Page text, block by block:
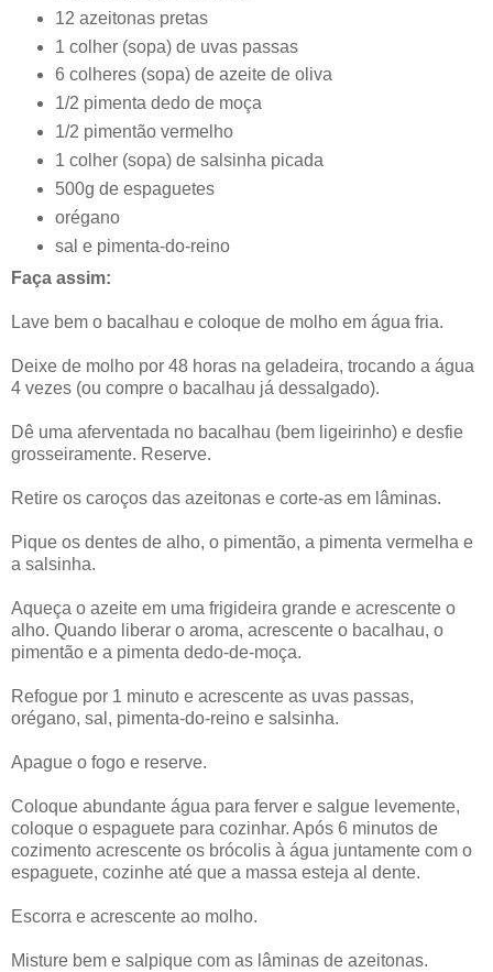
12 azeitonas pretas
1 colher (sopa) de uvas passas
6 colheres (sopa) de azeite de oliva
1/2 pimenta dedo de moça
1/2 pimentão vermelho
1 colher (sopa) de salsinha picada
500g de espaguetes
orégano
sal e pimenta-do-reino
Faça assim:
Lave bem o bacalhau e coloque de molho em água fria.
Deixe de molho por 48 horas na geladeira, trocando a água
4 vezes (ou compre o bacalhau já dessalgado).
Dê uma aferventada no bacalhau (bem ligeirinho) e desfie
grosseiramente. Reserve.
Retire os caroços das azeitonas e corte-as em lâminas.
Pique os dentes de alho, o pimentão, a pimenta vermelha e
a salsinha.
Aqueça o azeite em uma frigideira grande e acrescente o
alho. Quando liberar o aroma, acrescente o bacalhau, o
pimentão e a pimenta dedo-de-moça.
Refogue por 1 minuto e acrescente as uvas passas,
orégano, sal, pimenta-do-reino e salsinha.
Apague o fogo e reserve.
Coloque abundante água para ferver e salgue levemente,
coloque o espaguete para cozinhar. Após 6 minutos de
cozimento acrescente os brócolis à água juntamente com o
espaguete, cozinhe até que a massa esteja al dente.
Escorra e acrescente ao molho.
Misture bem e salpique com as lâminas de azeitonas.